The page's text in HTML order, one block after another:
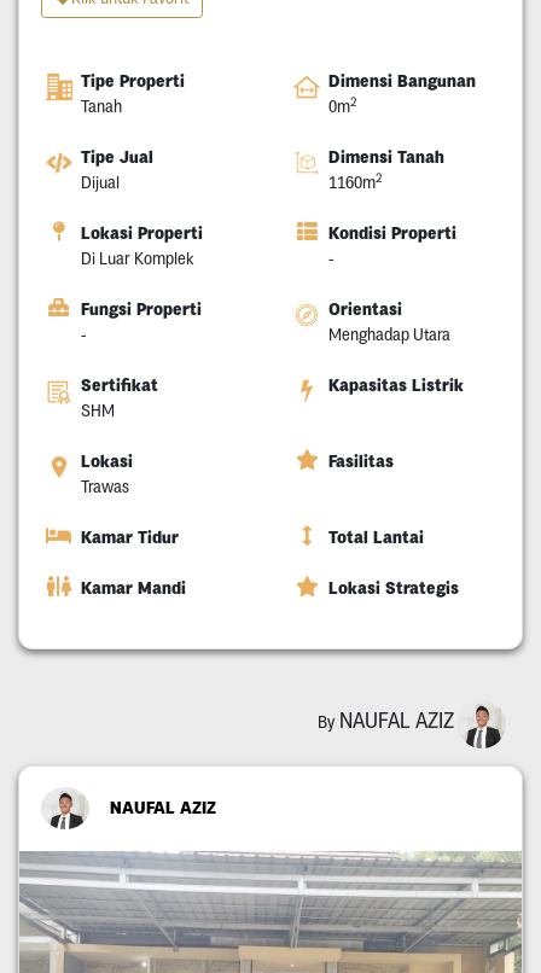
Tipe Properti
Tanah
Dimensi Bangunan
0m2
Tipe Jual
Dijual
Dimensi Tanah
1160m2
Lokasi Properti
Di Luar Komplek
Kondisi Properti
-
Fungsi Properti
-
Orientasi
Menghadap Utara
Sertifikat
SHM
Kapasitas Listrik
Lokasi
Trawas
Fasilitas
Kamar Tidur Total Lantai
Kamar Mandi Lokasi Strategis
By NAUFAL AZIZ
NAUFAL AZIZ